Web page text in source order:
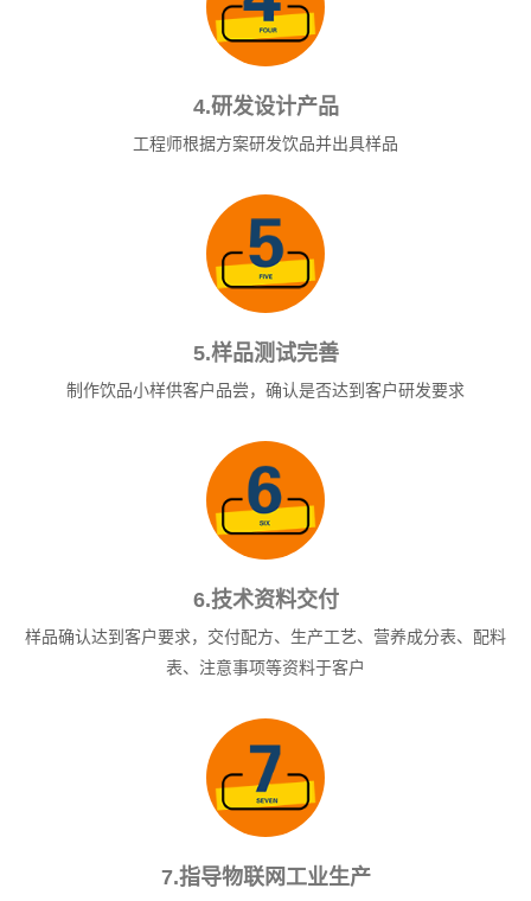
4.研发设计产品
工程师根据方案研发饮品并出具样品
5.样品测试完善
制作饮品小样供客户品尝，确认是否达到客户研发要求
6.技术资料交付
样品确认达到客户要求，交付配方、生产工艺、营养成分表、配料
表、注意事项等资料于客户
7.指导物联网工业生产